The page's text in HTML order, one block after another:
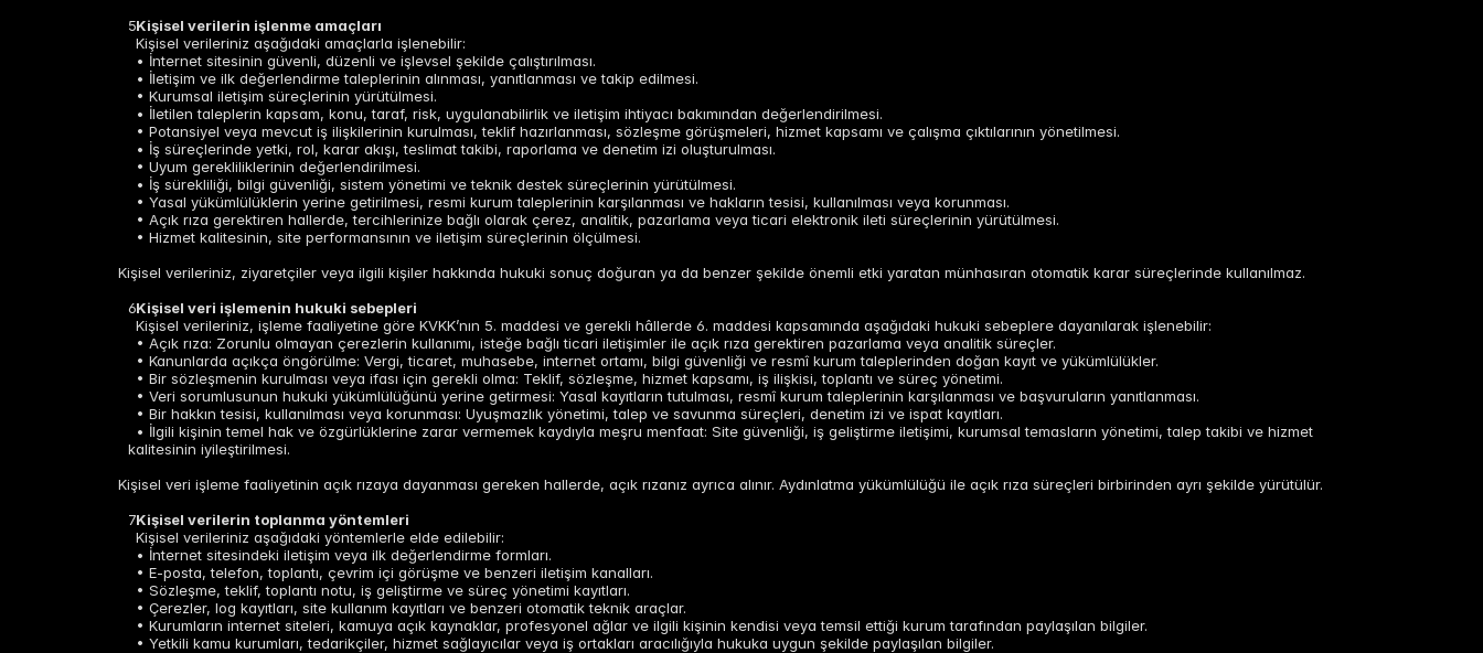
Kişisel verilerin işlenme amaçları
Kişisel verileriniz aşağıdaki amaçlarla işlenebilir:
• İnternet sitesinin güvenli, düzenli ve işlevsel şekilde çalıştırılması.
• İletişim ve ilk değerlendirme taleplerinin alınması, yanıtlanması ve takip edilmesi.
• Kurumsal iletişim süreçlerinin yürütülmesi.
• İletilen taleplerin kapsam, konu, taraf, risk, uygulanabilirlik ve iletişim ihtiyacı bakımından değerlendirilmesi.
• Potansiyel veya mevcut iş ilişkilerinin kurulması, teklif hazırlanması, sözleşme görüşmeleri, hizmet kapsamı ve çalışma çıktılarının yönetilmesi.
• İş süreçlerinde yetki, rol, karar akışı, teslimat takibi, raporlama ve denetim izi oluşturulması.
• Uyum gerekliliklerinin değerlendirilmesi.
• İş sürekliliği, bilgi güvenliği, sistem yönetimi ve teknik destek süreçlerinin yürütülmesi.
• Yasal yükümlülüklerin yerine getirilmesi, resmi kurum taleplerinin karşılanması ve hakların tesisi, kullanılması veya korunması.
• Açık rıza gerektiren hallerde, tercihlerinize bağlı olarak çerez, analitik, pazarlama veya ticari elektronik ileti süreçlerinin yürütülmesi.
• Hizmet kalitesinin, site performansının ve iletişim süreçlerinin ölçülmesi.
Kişisel verileriniz, ziyaretçiler veya ilgili kişiler hakkında hukuki sonuç doğuran ya da benzer şekilde önemli etki yaratan münhasıran otomatik karar süreçlerinde kullanılmaz.
Kişisel veri işlemenin hukuki sebepleri
Kişisel verileriniz, işleme faaliyetine göre KVKK’nın 5. maddesi ve gerekli hâllerde 6. maddesi kapsamında aşağıdaki hukuki sebeplere dayanılarak işlenebilir:
• Açık rıza: Zorunlu olmayan çerezlerin kullanımı, isteğe bağlı ticari iletişimler ile açık rıza gerektiren pazarlama veya analitik süreçler.
• Kanunlarda açıkça öngörülme: Vergi, ticaret, muhasebe, internet ortamı, bilgi güvenliği ve resmî kurum taleplerinden doğan kayıt ve yükümlülükler.
• Bir sözleşmenin kurulması veya ifası için gerekli olma: Teklif, sözleşme, hizmet kapsamı, iş ilişkisi, toplantı ve süreç yönetimi.
• Veri sorumlusunun hukuki yükümlülüğünü yerine getirmesi: Yasal kayıtların tutulması, resmî kurum taleplerinin karşılanması ve başvuruların yanıtlanması.
• Bir hakkın tesisi, kullanılması veya korunması: Uyuşmazlık yönetimi, talep ve savunma süreçleri, denetim izi ve ispat kayıtları.
• İlgili kişinin temel hak ve özgürlüklerine zarar vermemek kaydıyla meşru menfaat: Site güvenliği, iş geliştirme iletişimi, kurumsal temasların yönetimi, talep takibi ve hizmet
kalitesinin iyileştirilmesi.
Kişisel veri işleme faaliyetinin açık rızaya dayanması gereken hallerde, açık rızanız ayrıca alınır. Aydınlatma yükümlülüğü ile açık rıza süreçleri birbirinden ayrı şekilde yürütülür.
Kişisel verilerin toplanma yöntemleri
Kişisel verileriniz aşağıdaki yöntemlerle elde edilebilir:
• İnternet sitesindeki iletişim veya ilk değerlendirme formları.
• E-posta, telefon, toplantı, çevrim içi görüşme ve benzeri iletişim kanalları.
• Sözleşme, teklif, toplantı notu, iş geliştirme ve süreç yönetimi kayıtları.
• Çerezler, log kayıtları, site kullanım kayıtları ve benzeri otomatik teknik araçlar.
• Kurumların internet siteleri, kamuya açık kaynaklar, profesyonel ağlar ve ilgili kişinin kendisi veya temsil ettiği kurum tarafından paylaşılan bilgiler.
• Yetkili kamu kurumları, tedarikçiler, hizmet sağlayıcılar veya iş ortakları aracılığıyla hukuka uygun şekilde paylaşılan bilgiler.